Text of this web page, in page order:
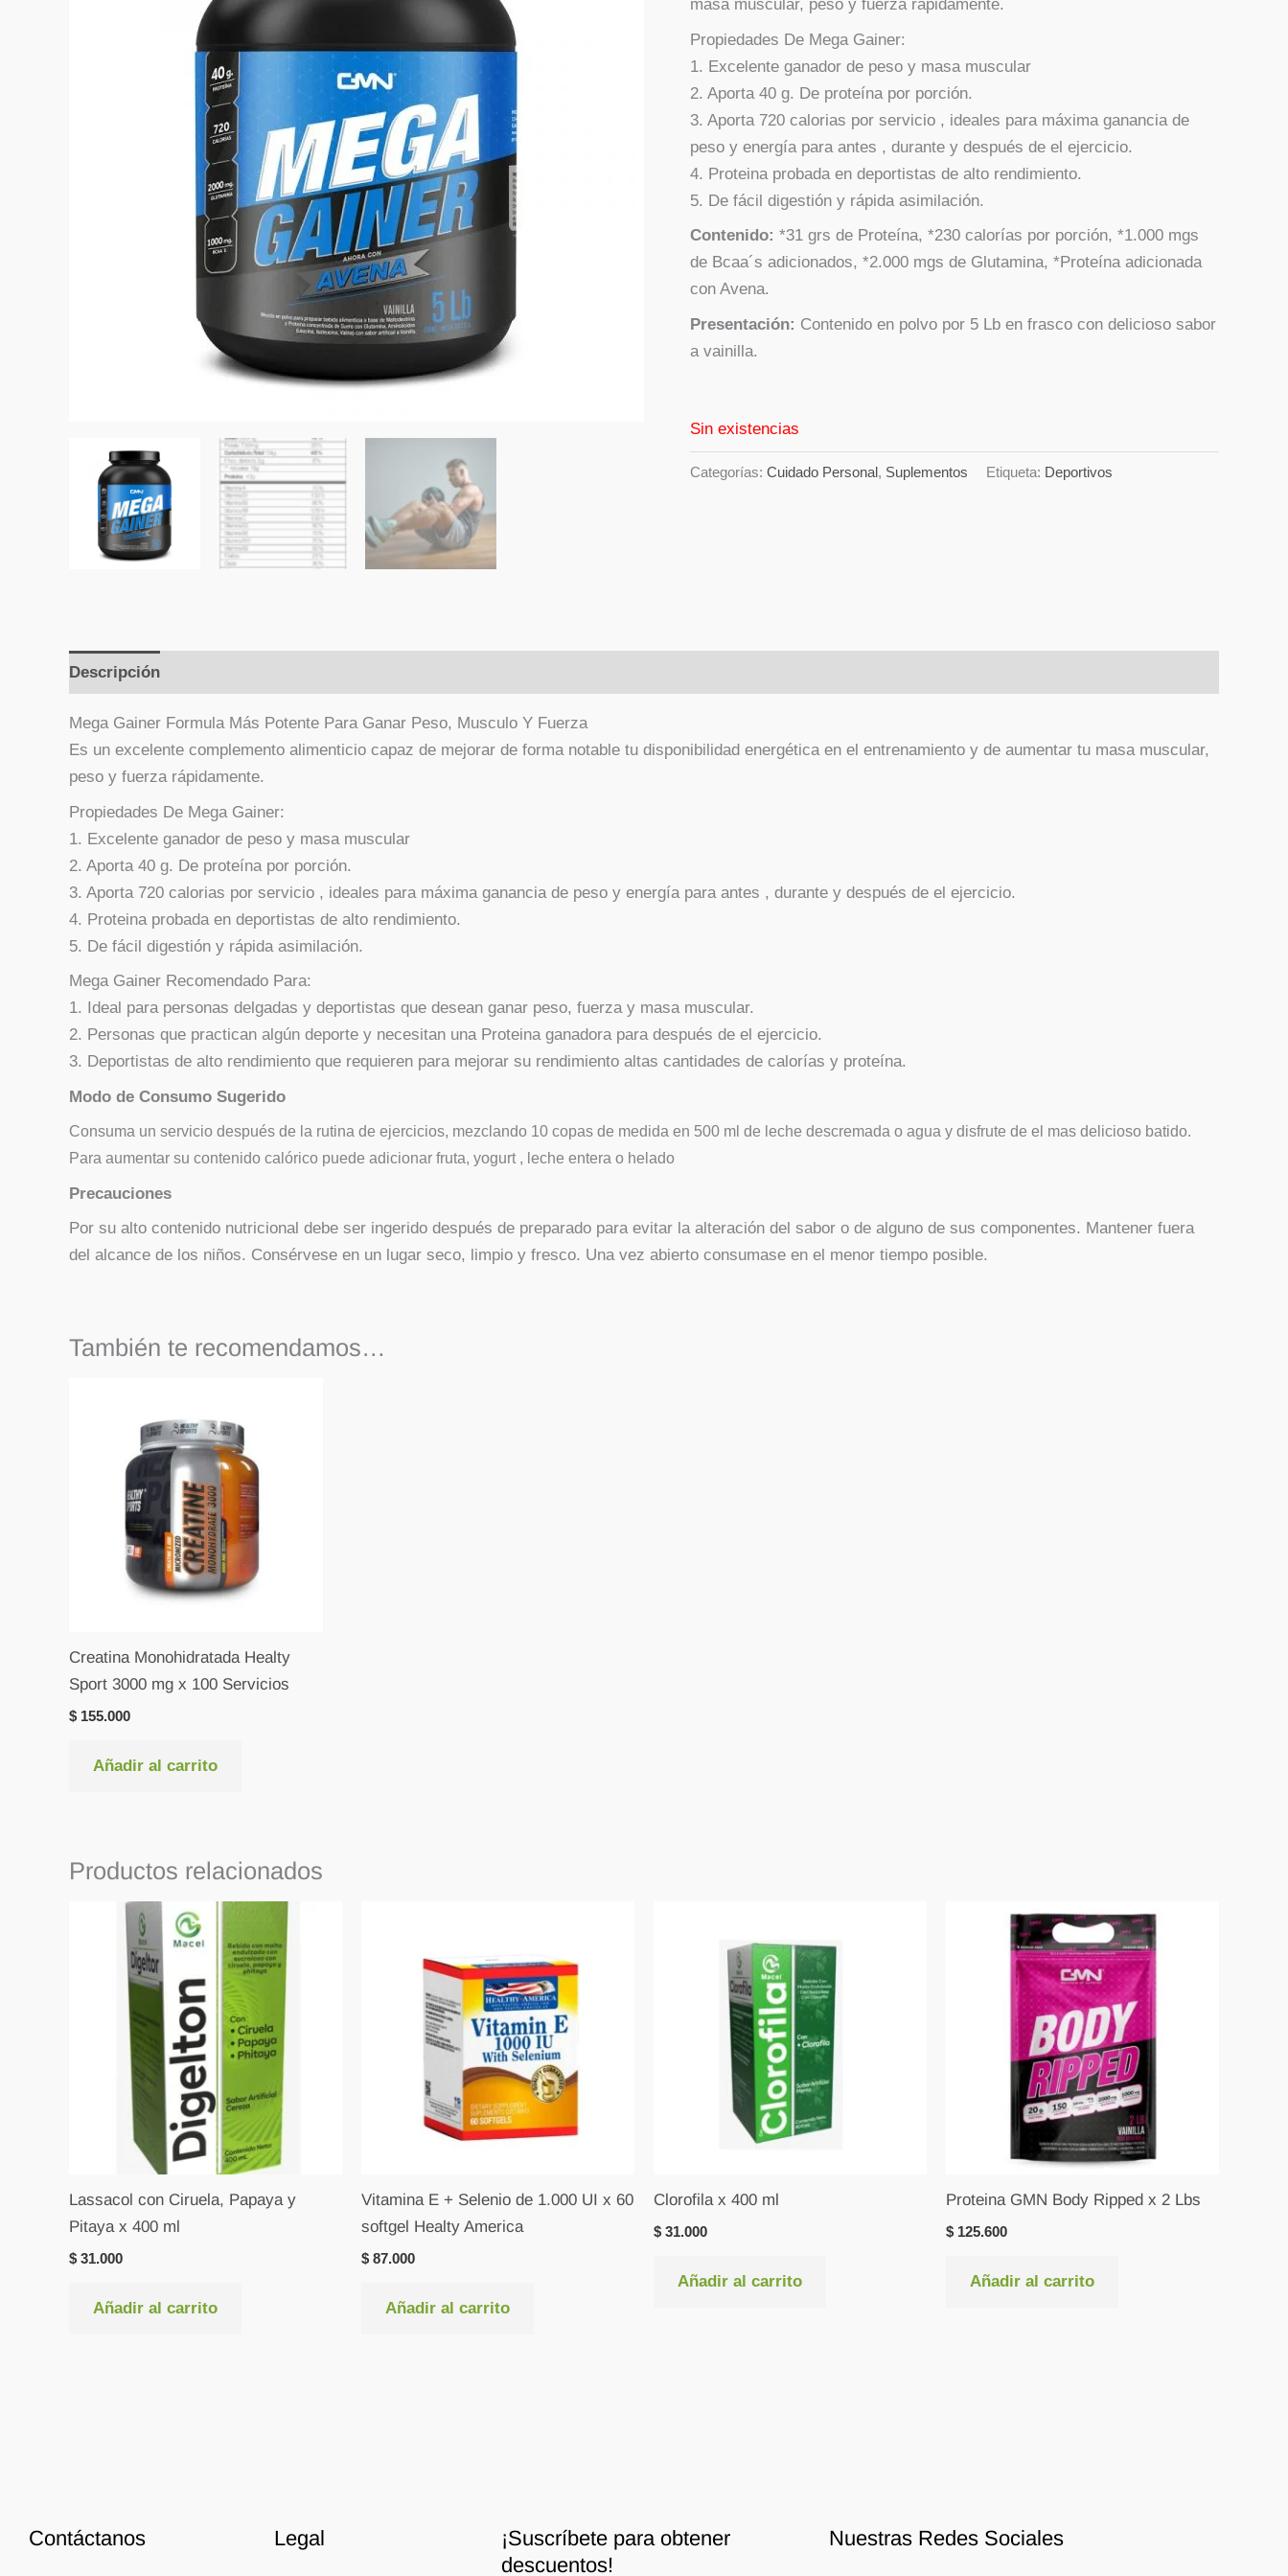
masa muscular, peso y fuerza rápidamente.
Propiedades De Mega Gainer:
1. Excelente ganador de peso y masa muscular
2. Aporta 40 g. De proteína por porción.
3. Aporta 720 calorias por servicio , ideales para máxima ganancia de
peso y energía para antes , durante y después de el ejercicio.
4. Proteina probada en deportistas de alto rendimiento.
5. De fácil digestión y rápida asimilación.
Contenido: *31 grs de Proteína, *230 calorías por porción, *1.000 mgs
de Bcaa´s adicionados, *2.000 mgs de Glutamina, *Proteína adicionada
con Avena.
Presentación: Contenido en polvo por 5 Lb en frasco con delicioso sabor
a vainilla.
Sin existencias
Categorías: Cuidado Personal, Suplementos Etiqueta: Deportivos
Descripción
Mega Gainer Formula Más Potente Para Ganar Peso, Musculo Y Fuerza
Es un excelente complemento alimenticio capaz de mejorar de forma notable tu disponibilidad energética en el entrenamiento y de aumentar tu masa muscular,
peso y fuerza rápidamente.
Propiedades De Mega Gainer:
1. Excelente ganador de peso y masa muscular
2. Aporta 40 g. De proteína por porción.
3. Aporta 720 calorias por servicio , ideales para máxima ganancia de peso y energía para antes , durante y después de el ejercicio.
4. Proteina probada en deportistas de alto rendimiento.
5. De fácil digestión y rápida asimilación.
Mega Gainer Recomendado Para:
1. Ideal para personas delgadas y deportistas que desean ganar peso, fuerza y masa muscular.
2. Personas que practican algún deporte y necesitan una Proteina ganadora para después de el ejercicio.
3. Deportistas de alto rendimiento que requieren para mejorar su rendimiento altas cantidades de calorías y proteína.
Modo de Consumo Sugerido
Consuma un servicio después de la rutina de ejercicios, mezclando 10 copas de medida en 500 ml de leche descremada o agua y disfrute de el mas delicioso batido.
Para aumentar su contenido calórico puede adicionar fruta, yogurt , leche entera o helado
Precauciones
Por su alto contenido nutricional debe ser ingerido después de preparado para evitar la alteración del sabor o de alguno de sus componentes. Mantener fuera
del alcance de los niños. Consérvese en un lugar seco, limpio y fresco. Una vez abierto consumase en el menor tiempo posible.
También te recomendamos…
Creatina Monohidratada Healty
Sport 3000 mg x 100 Servicios
$ 155.000
Añadir al carrito
Productos relacionados
Lassacol con Ciruela, Papaya y
Pitaya x 400 ml
$ 31.000
Añadir al carrito
Vitamina E + Selenio de 1.000 UI x 60
softgel Healty America
$ 87.000
Añadir al carrito
Clorofila x 400 ml
$ 31.000
Añadir al carrito
Proteina GMN Body Ripped x 2 Lbs
$ 125.600
Añadir al carrito
Contáctanos Legal
¡Suscríbete para obtener
descuentos!
Nuestras Redes Sociales